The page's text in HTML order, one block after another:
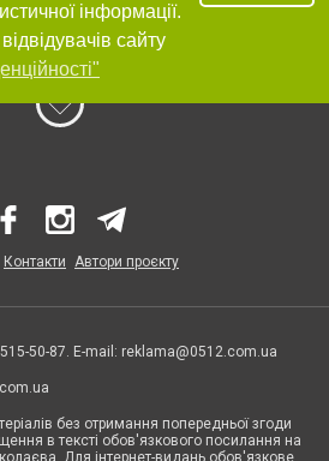
інформації.
сайту
Контакти Автори проєкту
50-87. E-mail: reklama@0512.com.ua
без отримання попередньої згоди
в тексті обов'язкового посилання на
Для інтернет-видань обов'язкове